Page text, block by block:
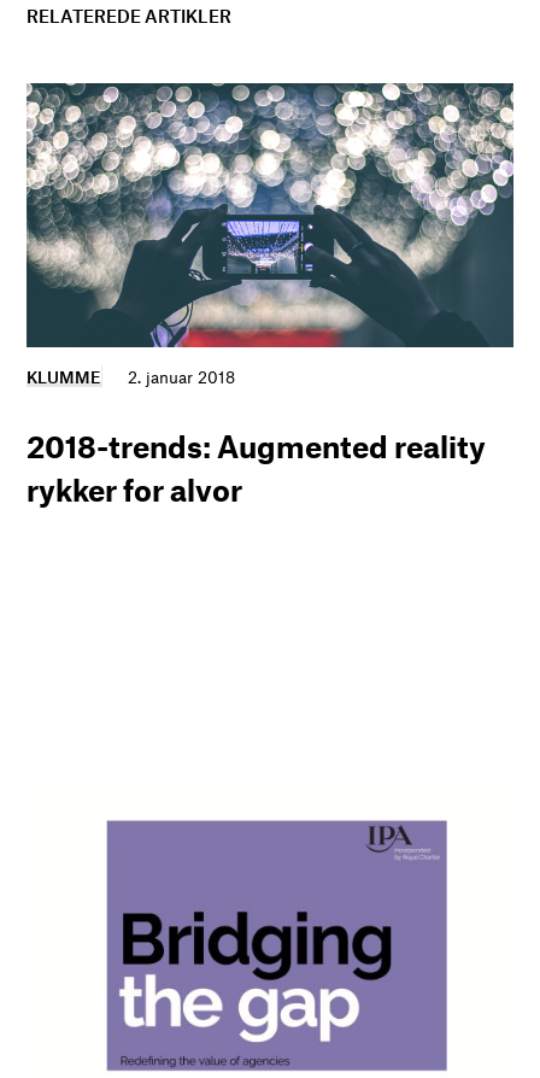
RELATEREDE ARTIKLER
KLUMME 2. januar 2018
2018-trends: Augmented reality
rykker for alvor